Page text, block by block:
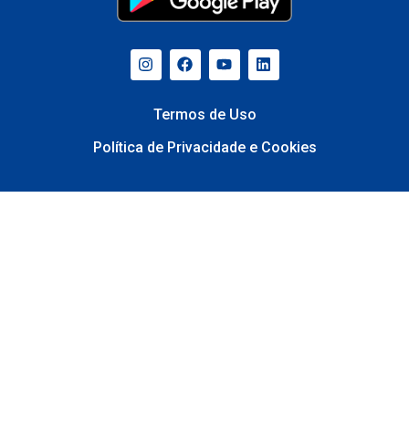
Termos de Uso
Política de Privacidade e Cookies